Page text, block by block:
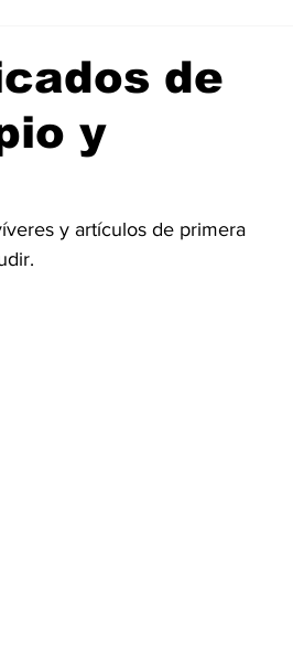
de
y
y artículos de primera